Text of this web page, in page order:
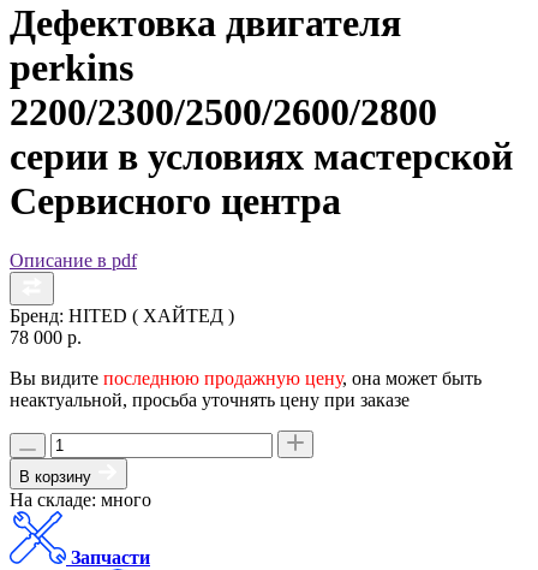
Дефектовка двигателя
perkins
2200/2300/2500/2600/2800
серии в условиях мастерской
Сервисного центра
Описание в pdf
Бренд: HITED ( ХАЙТЕД )
78 000 р.
Вы видите последнюю продажную цену, она может быть
неактуальной, просьба уточнять цену при заказе
В корзину
На складе: много
Запчасти